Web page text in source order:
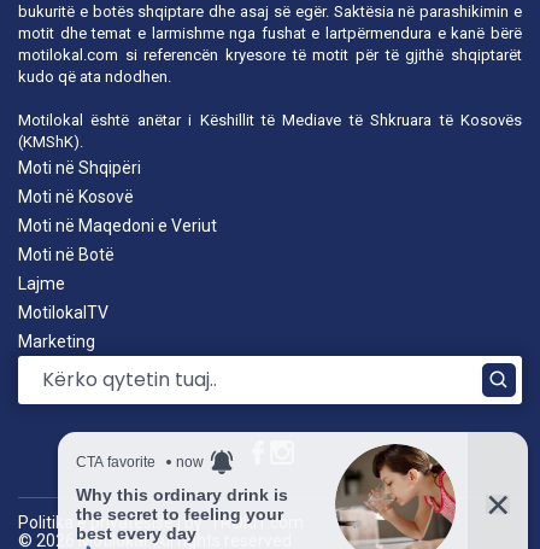
bukuritë e botës shqiptare dhe asaj së egër. Saktësia në parashikimin e
motit dhe temat e larmishme nga fushat e lartpërmendura e kanë bërë
motilokal.com si referencën kryesore të motit për të gjithë shqiptarët
kudo që ata ndodhen.
Motilokal është anëtar i Këshillit të Mediave të Shkruara të Kosovës
(KMShK).
Moti në Shqipëri
Moti në Kosovë
Moti në Maqedoni e Veriut
Moti në Botë
Lajme
MotilokalTV
Marketing
© 2026 Motilokal. All rights reserved
Politika e privatësisë| by: TROKIT.com